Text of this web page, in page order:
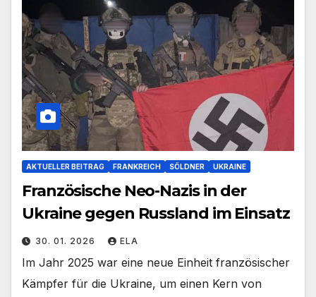
AKTUELLER BEITRAG FRANKREICH SÖLDNER UKRAINE
Französische Neo-Nazis in der
Ukraine gegen Russland im Einsatz
30. 01. 2026 ELA
Im Jahr 2025 war eine neue Einheit französischer
Kämpfer für die Ukraine, um einen Kern von